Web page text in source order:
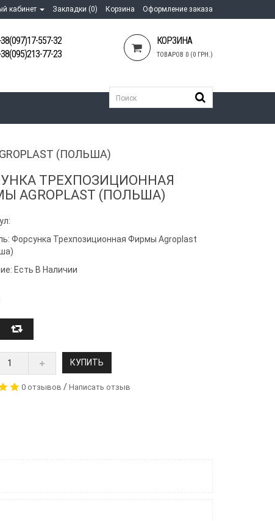
кабинет Закладки (0) Корзина Оформление заказа
557-32
77-23
КОРЗИНА
ТОВАРОВ 0 (0 ГРН.)
(ПОЛЬША)
ТРЕХПОЗИЦИОННАЯ
AGROPLAST (ПОЛЬША)
Форсунка Трехпозиционная Фирмы Agroplast
Есть В Наличии
КУПИТЬ
0 отзывов /Написать отзыв